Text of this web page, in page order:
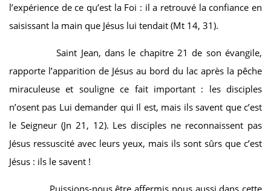
l’expérience de ce qu’est la Foi : il a retrouvé la confiance en
saisissant la main que Jésus lui tendait (Mt 14, 31).
Saint Jean, dans le chapitre 21 de son évangile,
rapporte l’apparition de Jésus au bord du lac après la pêche
miraculeuse et souligne ce fait important : les disciples
n’osent pas Lui demander qui Il est, mais ils savent que c’est
le Seigneur (Jn 21, 12). Les disciples ne reconnaissent pas
Jésus ressuscité avec leurs yeux, mais ils sont sûrs que c’est
Jésus : ils le savent !
Puissions-nous être affermis nous aussi dans cette